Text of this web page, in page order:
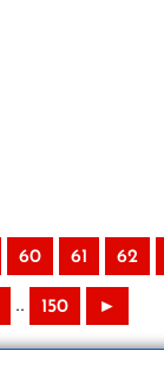
60 61 62
.. 150 ►